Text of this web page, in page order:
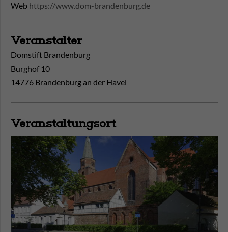
Web https://www.dom-brandenburg.de
Veranstalter
Domstift Brandenburg
Burghof 10
14776 Brandenburg an der Havel
Veranstaltungsort